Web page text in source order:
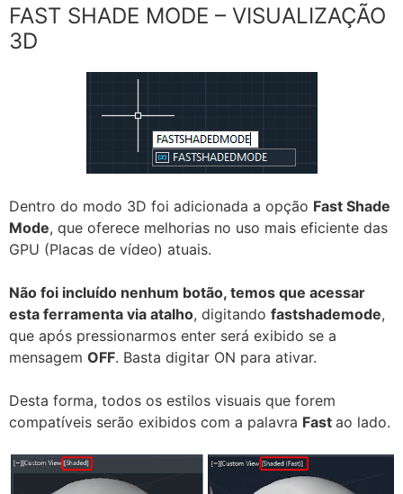
FAST SHADE MODE – VISUALIZAÇÃO
3D
Dentro do modo 3D foi adicionada a opção Fast Shade
Mode, que oferece melhorias no uso mais eficiente das
GPU (Placas de vídeo) atuais.
Não foi incluído nenhum botão, temos que acessar
esta ferramenta via atalho, digitando fastshademode,
que após pressionarmos enter será exibido se a
mensagem OFF. Basta digitar ON para ativar.
Desta forma, todos os estilos visuais que forem
compatíveis serão exibidos com a palavra Fast ao lado.